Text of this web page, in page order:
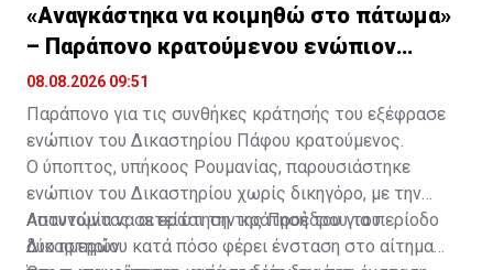
«Αναγκάστηκα να κοιμηθώ στο πάτωμα»
– Παράπονο κρατούμενου ενώπιον
Δικαστηρίου
08.08.2026 09:51
Παράπονο για τις συνθήκες κράτησής του εξέφρασε
ενώπιον του Δικαστηρίου Πάφου κρατούμενος.
Ο ύποπτος, υπήκοος Ρουμανίας, παρουσιάστηκε
ενώπιον του Δικαστηρίου χωρίς δικηγόρο, με την
Αστυνομία να αιτείται την κράτησή του για περίοδο
δύο ημερών.
Απαντώντας σε ερώτηση της Προέδρου του
Δικαστηρίου κατά πόσο φέρει ένσταση στο αίτημα